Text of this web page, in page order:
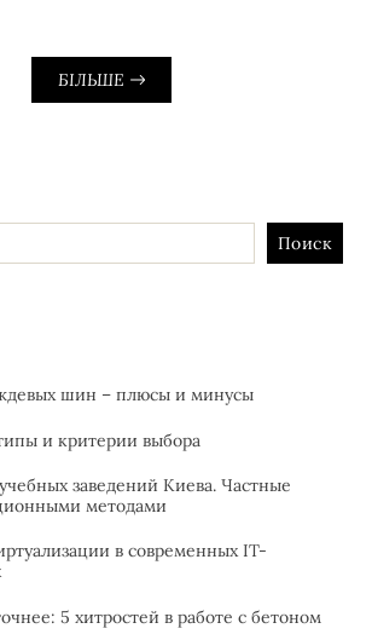
БІЛЬШЕ
Поиск
шин – плюсы и минусы
и критерии выбора
заведений Киева. Частные
методами
в современных IT-
5 хитростей в работе с бетоном